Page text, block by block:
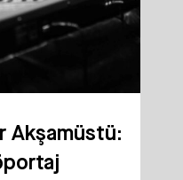
Akşamüstü: